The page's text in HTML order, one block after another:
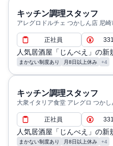
キッチン調理スタッフ
アレグロドルチェ つかしん店 尼崎
正社員
人気居酒屋「じんべえ」の新
まかない制度あり 月8日以上休み +4
キッチン調理スタッフ
大衆イタリア食堂 アレグロ つか
正社員
人気居酒屋「じんべえ」の新
まかない制度あり 月8日以上休み +4